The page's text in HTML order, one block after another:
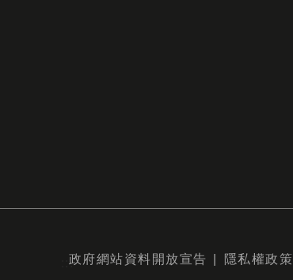
:::
政府網站資料開放宣告 隱私權政策